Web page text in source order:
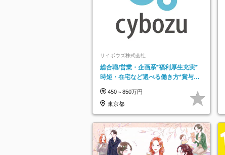
サイボウズ株式会社
総合職/営業・企画系*福利厚生充実*
時短・在宅など選べる働き方*賞与年
450～850万円
東京都